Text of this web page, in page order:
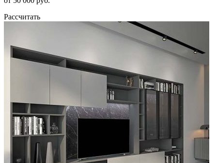
Рассчитать